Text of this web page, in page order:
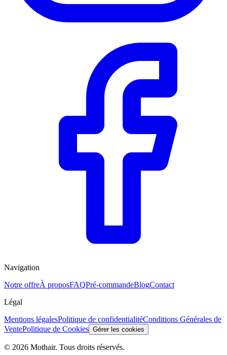
Navigation
Notre offreÀ proposFAQPré-commandeBlogContact
Légal
Mentions légalesPolitique de confidentialitéConditions Générales de
VentePolitique de Cookies Gérer les cookies
© 2026 Mothair. Tous droits réservés.